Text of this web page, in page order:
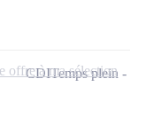
CDITemps plein
offre à ma sélection